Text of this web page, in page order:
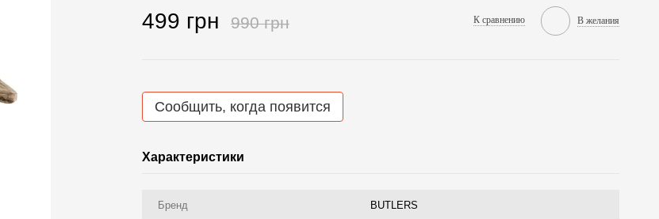
499 грн 990 грн К сравнению В желания
Сообщить, когда появится
Характеристики
Бренд BUTLERS